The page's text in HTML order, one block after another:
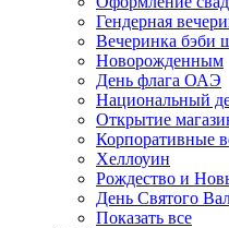
Гендерная
Вечеринка бэби
Новорожденным
День флага ОАЭ
Национальный
Открытие
Корпоративные
Хеллоуин
Рождество и
День Святого
Показать все